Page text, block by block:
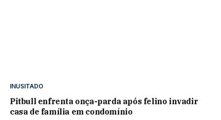
INUSITADO
Pitbull enfrenta onça-parda após felino invadir
casa de família em condomínio